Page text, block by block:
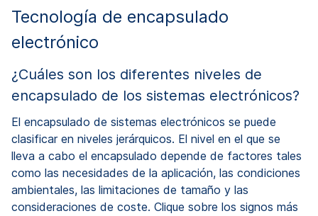
Tecnología de encapsulado
electrónico
¿Cuáles son los diferentes niveles de
encapsulado de los sistemas electrónicos?
El encapsulado de sistemas electrónicos se puede
clasificar en niveles jerárquicos. El nivel en el que se
lleva a cabo el encapsulado depende de factores tales
como las necesidades de la aplicación, las condiciones
ambientales, las limitaciones de tamaño y las
consideraciones de coste. Clique sobre los signos más